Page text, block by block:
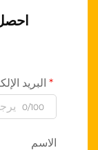
البريد
0/100
الاسم